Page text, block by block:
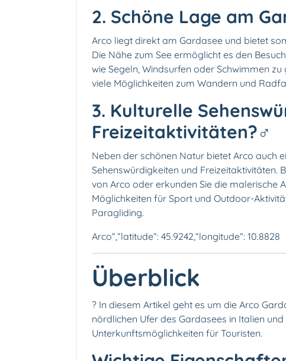
2. Schöne Lage am
Arco liegt direkt am Gardasee und bietet
Die Nähe zum See ermöglicht es den
wie Segeln, Windsurfen oder Schwimmen
viele Möglichkeiten zum Wandern und
3. Kulturelle
Freizeitaktivitäten?‍♂️
Neben der schönen Natur bietet Arco auch
Sehenswürdigkeiten und Freizeitaktivitäten.
von Arco oder erkunden Sie die malerische
Möglichkeiten für Sport und Outdoor-
Paragliding.
Arco“,“latitude“: 45.9242,“longitude“: 10.8828
Überblick
? In diesem Artikel geht es um die Arco
nördlichen Ufer des Gardasees in Italien
Unterkunftsmöglichkeiten für Touristen.